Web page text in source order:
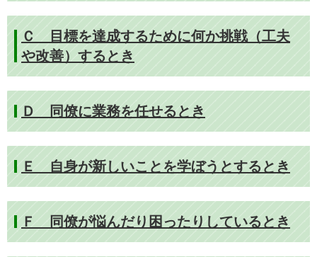
Ｃ 目標を達成するために何か挑戦（工夫
や改善）するとき
Ｄ 同僚に業務を任せるとき
Ｅ 自身が新しいことを学ぼうとするとき
Ｆ 同僚が悩んだり困ったりしているとき